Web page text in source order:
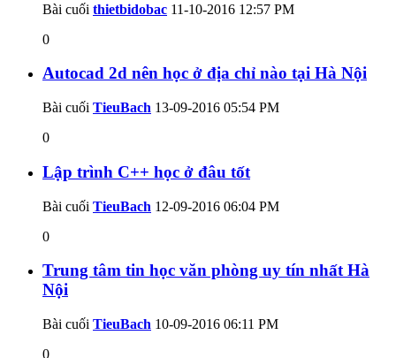
Bài cuối thietbidobac 11-10-2016 12:57 PM
0
Autocad 2d nên học ở địa chỉ nào tại Hà Nội
Bài cuối TieuBach 13-09-2016 05:54 PM
0
Lập trình C++ học ở đâu tốt
Bài cuối TieuBach 12-09-2016 06:04 PM
0
Trung tâm tin học văn phòng uy tín nhất Hà
Nội
Bài cuối TieuBach 10-09-2016 06:11 PM
0